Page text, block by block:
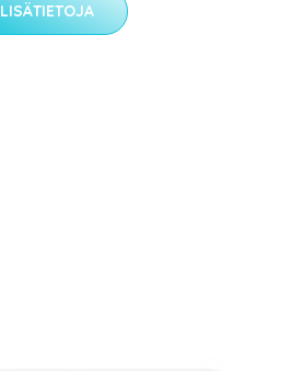
LISÄTIETOJA